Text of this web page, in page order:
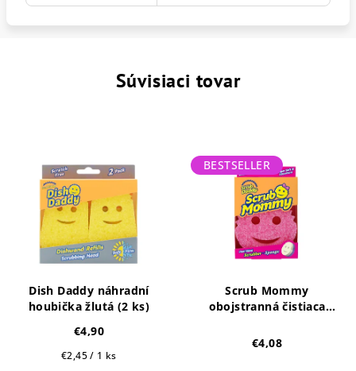
Súvisiaci tovar
Dish Daddy náhradní
houbička žlutá (2 ks)
€4,90
Jednotková
€2,45 / 1 ks
BESTSELLER
Scrub Mommy
obojstranná čistiaca
€4,08